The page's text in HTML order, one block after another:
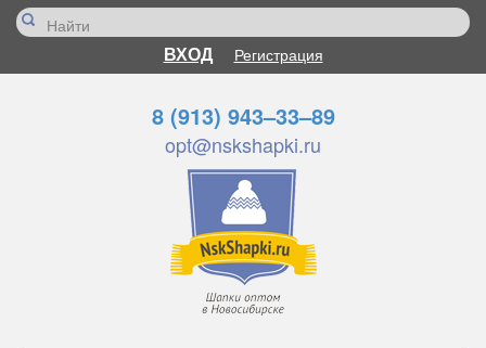
ВХОД Регистрация
8 (913) 943–33–89
opt@nskshapki.ru